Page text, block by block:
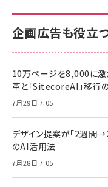
企画広告も役立
10万ページを8,000に激
革と「SitecoreAI」移行
7月29日 7:05
デザイン提案が「2週間
のAI活用法
7月28日 7:05